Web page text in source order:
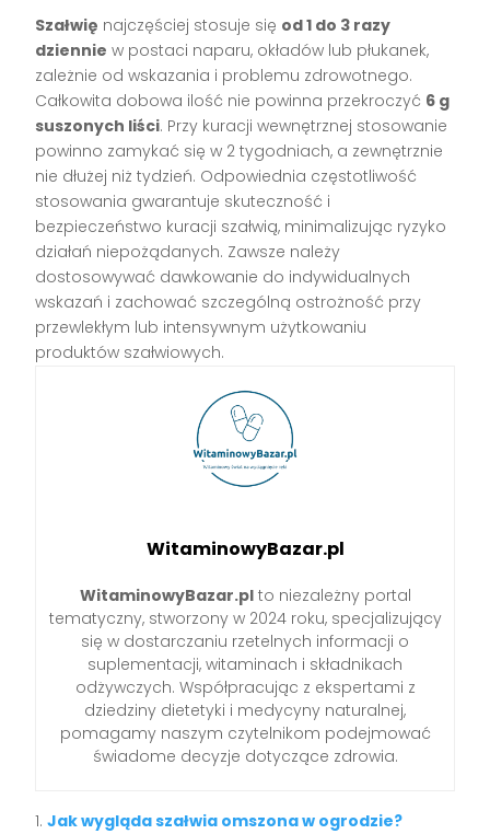
Szałwię najczęściej stosuje się od 1 do 3 razy
dziennie w postaci naparu, okładów lub płukanek,
zależnie od wskazania i problemu zdrowotnego.
Całkowita dobowa ilość nie powinna przekroczyć 6 g
suszonych liści. Przy kuracji wewnętrznej stosowanie
powinno zamykać się w 2 tygodniach, a zewnętrznie
nie dłużej niż tydzień. Odpowiednia częstotliwość
stosowania gwarantuje skuteczność i
bezpieczeństwo kuracji szałwią, minimalizując ryzyko
działań niepożądanych. Zawsze należy
dostosowywać dawkowanie do indywidualnych
wskazań i zachować szczególną ostrożność przy
przewlekłym lub intensywnym użytkowaniu
produktów szałwiowych.
WitaminowyBazar.pl
WitaminowyBazar.plto niezależny portal
tematyczny, stworzony w 2024 roku, specjalizujący
się w dostarczaniu rzetelnych informacji o
suplementacji, witaminach i składnikach
odżywczych. Współpracując z ekspertami z
dziedziny dietetyki i medycyny naturalnej,
pomagamy naszym czytelnikom podejmować
świadome decyzje dotyczące zdrowia.
Jak wygląda szałwia omszona w ogrodzie?